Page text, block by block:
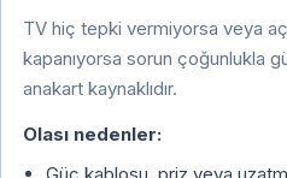
TV hiç tepki vermiyorsa veya
kapanıyorsa sorun çoğunlukla
anakart kaynaklıdır.
Olası nedenler: